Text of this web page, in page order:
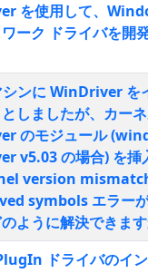
を使用して、
ーク ドライバを開
ンに WinDriver を
しましたが、カー
のモジュール
v5.03 の場合) を挿
version
symbols エラー
ように解決できま
ドライバのイ